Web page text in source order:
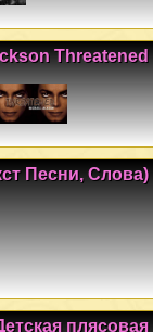
Threatened
Песни, Слова)
плясовая